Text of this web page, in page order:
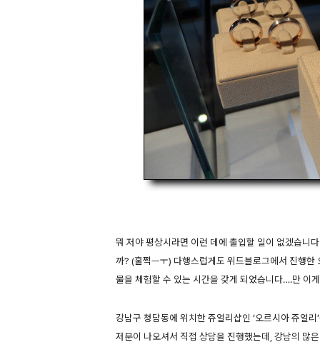
뭐 저야 평상시라면 이런 데에 출입할 일이 없겠습니
까? (훌쩍ㅡㅜ) 다행스럽게도 위드블로그에서 진행
물을 체험할 수 있는 시간을 갖게 되었습니다….만 이
강남구 청담동에 위치한 쥬얼리샵인 ‘오르시아 쥬얼
저분이 나오셔서 직접 상담을 진행했는데, 강남의 많